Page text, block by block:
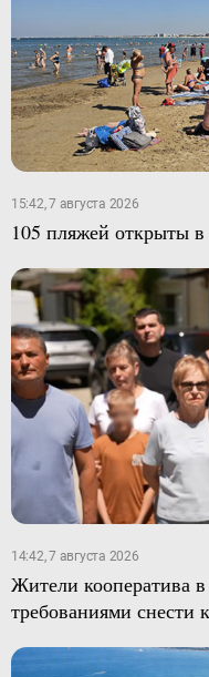
15:42, 7 августа 2026
105 пляжей открыты в
14:42, 7 августа 2026
Жители кооператива
требованиями снести